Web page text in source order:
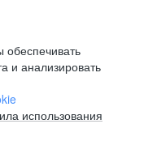
и анализировать
использования